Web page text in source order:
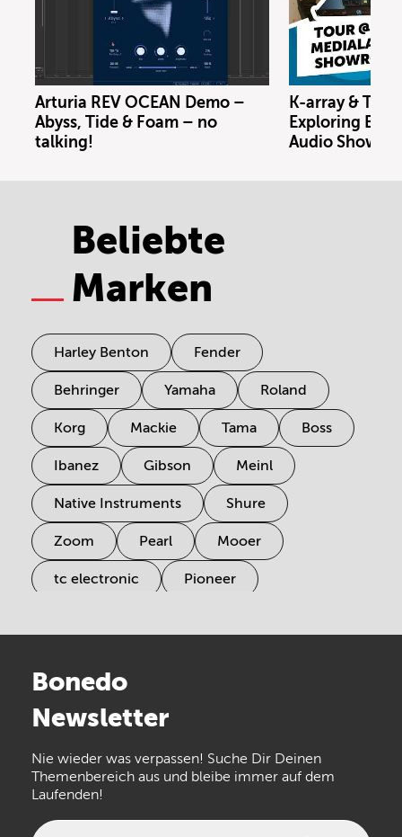
Arturia REV OCEAN Demo –
Abyss, Tide & Foam – no
talking!
K-array &
Exploring
Audio
Beliebte
Marken
Harley Benton Fender
Behringer Yamaha Roland
Korg Mackie Tama Boss
Ibanez Gibson Meinl
Native Instruments Shure
Zoom Pearl Mooer
tc electronic Pioneer
Arturia
the t.bone
Walrus Audio Epiphone
Bonedo
Newsletter
Nie wieder was verpassen! Suche Dir Deinen
Themenbereich aus und bleibe immer auf dem
Laufenden!